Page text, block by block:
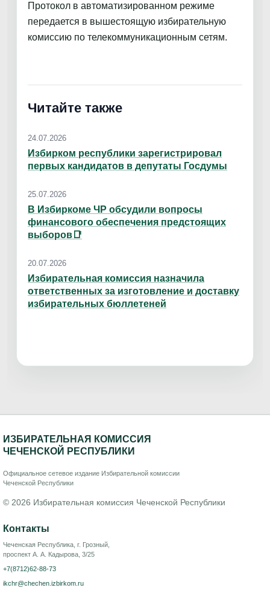
Протокол в автоматизированном режиме
передается в вышестоящую избирательную
комиссию по телекоммуникационным сетям.
Читайте также
24.07.2026
Избирком республики зарегистрировал
первых кандидатов в депутаты Госдумы
25.07.2026
В Избиркоме ЧР обсудили вопросы
финансового обеспечения предстоящих
выборов📑
20.07.2026
Избирательная комиссия назначила
ответственных за изготовление и доставку
избирательных бюллетеней
ИЗБИРАТЕЛЬНАЯ КОМИССИЯ
ЧЕЧЕНСКОЙ РЕСПУБЛИКИ
Официальное сетевое издание Избирательной комиссии
Чеченской Республики
© 2026 Избирательная комиссия Чеченской Республики
Контакты
Чеченская Республика, г. Грозный,
проспект А. А. Кадырова, 3/25
+7(8712)62-88-73
ikchr@chechen.izbirkom.ru